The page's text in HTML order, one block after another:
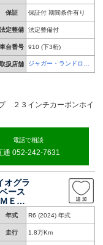
保証 保証付 期間条件有り
法定整備 法定整備付
車台番号 910 (下3桁)
取扱店舗
ジャガー・ランドロー
バー 名古屋中央
２３インチカーボンホイ
電話で相談
通 052-242-7631
オグラ
ース
ＥＲ
式サ
２３
ア
年式 R6 (2024) 年式
走行 1.8万Km